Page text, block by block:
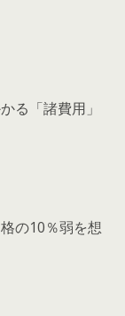
る「諸費用」
の10％弱を想